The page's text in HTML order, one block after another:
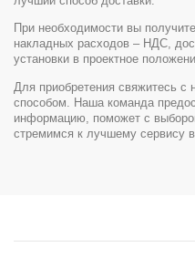
При необходимости вы
накладных расходов – НДС,
установки в проектное
Для приобретения свяжитесь
способом. Наша команда
информацию, поможет с
стремимся к лучшему сервису в